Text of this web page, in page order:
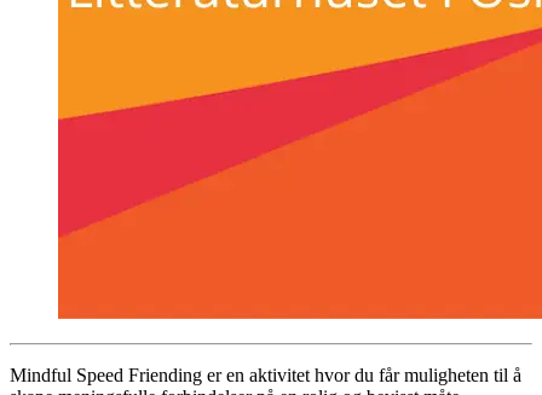
Mindful Speed Friending er en aktivitet hvor du får muligheten til å